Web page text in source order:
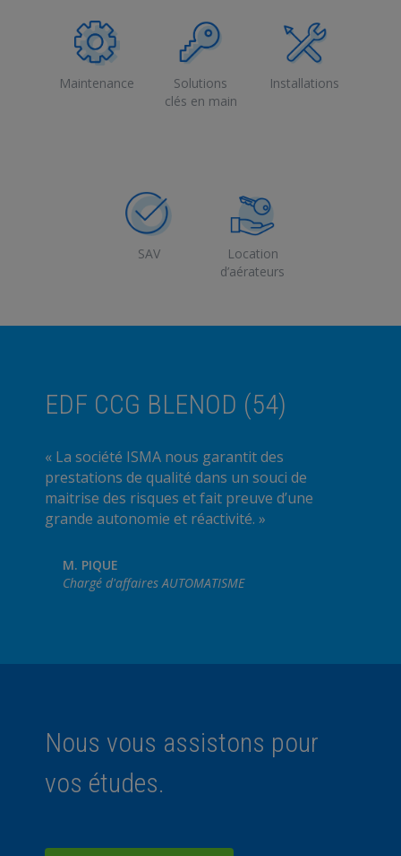
Maintenance
Solutions
clés en main
Installations
SAV
Location
d’aérateurs
EDF CCG BLENOD (54)
« La société ISMA nous garantit des
prestations de qualité dans un souci de
maitrise des risques et fait preuve d’une
grande autonomie et réactivité. »
M. PIQUE
Chargé d'affaires AUTOMATISME
Nous vous assistons pour
vos études.